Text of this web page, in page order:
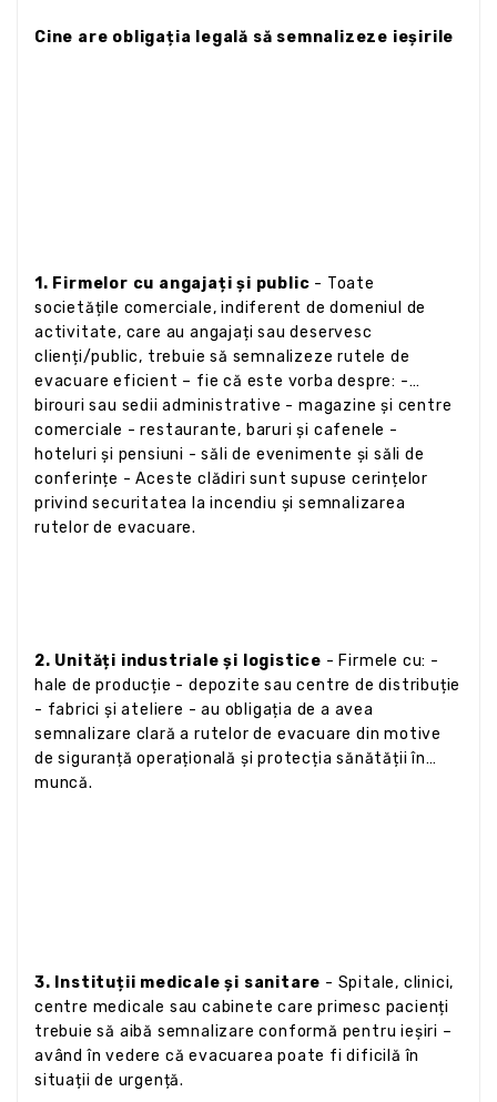
Cine are obligația legală să semnalizeze ieșirile
1. Firmelor cu angajați și public - Toate
societățile comerciale, indiferent de domeniul de
activitate, care au angajați sau deservesc
clienți/public, trebuie să semnalizeze rutele de
evacuare eficient – fie că este vorba despre: -
birouri sau sedii administrative - magazine și centre
comerciale - restaurante, baruri și cafenele -
hoteluri și pensiuni - săli de evenimente și săli de
conferințe - Aceste clădiri sunt supuse cerințelor
privind securitatea la incendiu și semnalizarea
rutelor de evacuare.
2. Unități industriale și logistice - Firmele cu: -
hale de producție - depozite sau centre de distribuție
- fabrici și ateliere - au obligația de a avea
semnalizare clară a rutelor de evacuare din motive
de siguranță operațională și protecția sănătății în
muncă.
3. Instituții medicale și sanitare - Spitale, clinici,
centre medicale sau cabinete care primesc pacienți
trebuie să aibă semnalizare conformă pentru ieșiri –
având în vedere că evacuarea poate fi dificilă în
situații de urgență.